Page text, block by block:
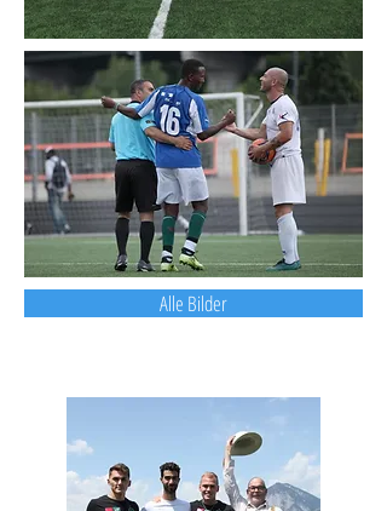
Alle Bilder